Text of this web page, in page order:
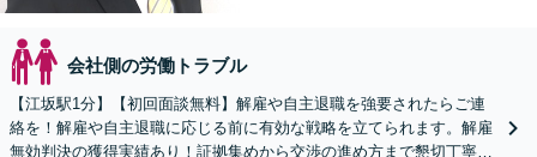
会社側の労働トラブル
【江坂駅1分】【初回面談無料】解雇や自主退職を強要されたらご連
絡を！解雇や自主退職に応じる前に有効な戦略を立てられます。解雇
無効判決の獲得実績あり！証拠集めから交渉の進め方まで懇切丁寧に